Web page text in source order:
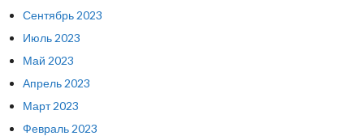
Сентябрь 2023
Июль 2023
Май 2023
Апрель 2023
Март 2023
Февраль 2023